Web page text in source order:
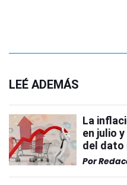
LEÉ ADEMÁS
La
en julio
del dato
Por